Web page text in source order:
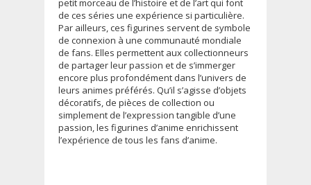
petit morceau de l’histoire et de l’art qui font
de ces séries une expérience si particulière.
Par ailleurs, ces figurines servent de symbole
de connexion à une communauté mondiale
de fans. Elles permettent aux collectionneurs
de partager leur passion et de s’immerger
encore plus profondément dans l’univers de
leurs animes préférés. Qu’il s’agisse d’objets
décoratifs, de pièces de collection ou
simplement de l’expression tangible d’une
passion, les figurines d’anime enrichissent
l’expérience de tous les fans d’anime.